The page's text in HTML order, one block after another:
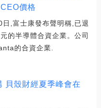
價格
,富士康發布聲明稱,已退
的半導體合資企業。公司
的合資企業.
貝殼財經夏季峰會在